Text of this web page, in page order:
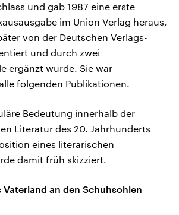
und gab 1987 eine erste
im Union Verlag heraus,
von der Deutschen Verlags-
und durch zwei
ergänzt wurde. Sie war
folgenden Publikationen.
Bedeutung innerhalb der
Literatur des 20. Jahrhunderts
eines literarischen
damit früh skizziert.
Vaterland an den Schuhsohlen